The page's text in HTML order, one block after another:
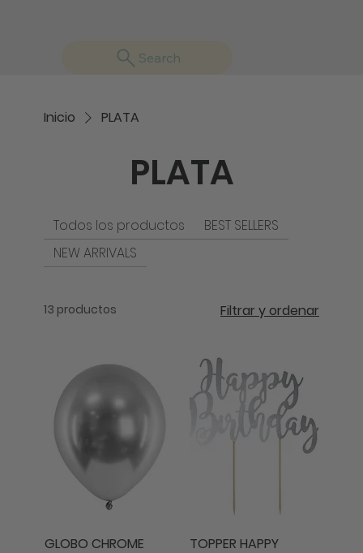
Search
Inicio PLATA
PLATA
Todos los productos
BEST SELLERS
NEW ARRIVALS
13 productos Filtrar y ordenar
GLOBO CHROME
TOPPER HAPPY